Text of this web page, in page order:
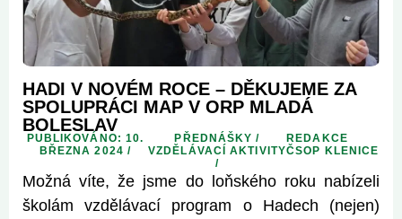
HADI V NOVÉM ROCE – DĚKUJEME ZA
SPOLUPRÁCI MAP V ORP MLADÁ
BOLESLAV
PUBLIKOVÁNO: 10.
BŘEZNA 2024 /
PŘEDNÁŠKY /
VZDĚLÁVACÍ AKTIVITY
/
REDAKCE
ČSOP KLENICE
Možná víte, že jsme do loňského roku nabízeli
školám vzdělávací program o Hadech (nejen)